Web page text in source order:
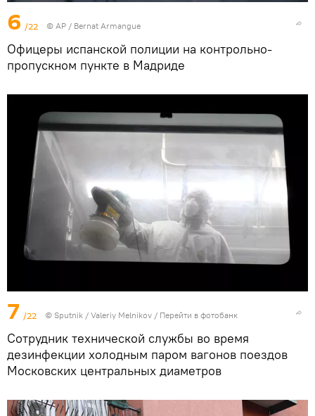
6 /22 © AP / Bernat Armangue
Офицеры испанской полиции на контрольно-
пропускном пункте в Мадриде
7 /22 © Sputnik / Valeriy Melnikov / Перейти в фотобанк
Сотрудник технической службы во время
дезинфекции холодным паром вагонов поездов
Московских центральных диаметров